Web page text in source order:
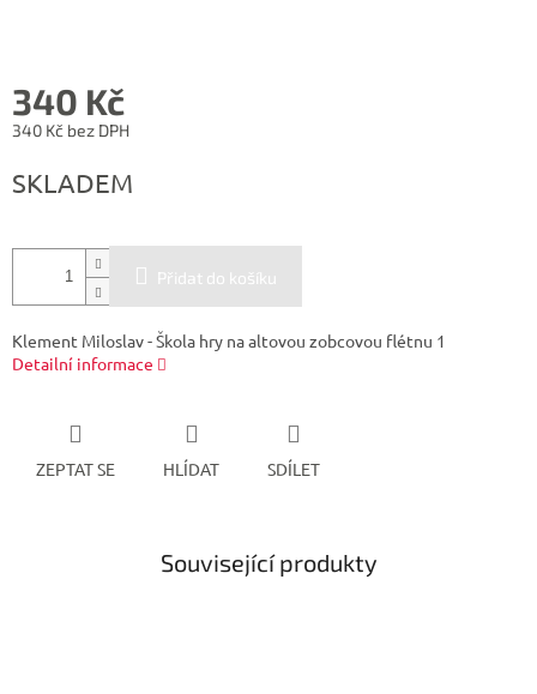
340 Kč
340 Kč bez DPH
cena:
SKLADEM
Přidat do košíku
Klement Miloslav - Škola hry na altovou zobcovou flétnu 1
Detailní informace
ZEPTAT SE HLÍDAT SDÍLET
Související produkty